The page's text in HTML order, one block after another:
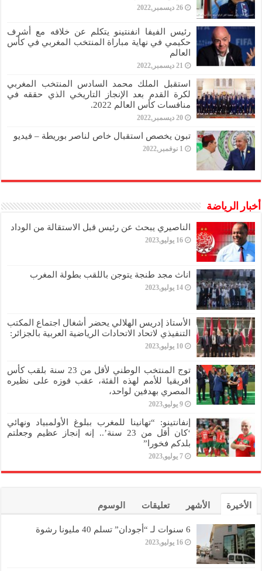
26 ديسمبر,2022
رئيس الفيفا انفنتينو يتكلم عن خلافه مع أشرف
حكيمي في نهاية مباراة المنتخب المغربي في كأس
العالم
21 ديسمبر,2022
استقبل الملك محمد السادس المنتخب المغربي
لكرة القدم بعد الإنجاز التاريخي الذي حققه في
منافسات كأس العالم 2022.
20 ديسمبر,2022
تبون يخصص استقبال خاص لناصر بوريطة – فيديو
1 نوفمبر,2022
أخبار الرياضة
الناصيري يبحث عن رئيس قبل الاستقالة من الوداد
16 يوليو,2023
اناث مجد طنجة يتوجن باللقب بطولة المغرب
14 يوليو,2023
الأستاذ إدريس الهلالي يحضر أشغال اجتماع المكتب
التنفيذي لاتحاد الاتحادات الرياضية العربية بالجزائر:
10 يوليو,2023
توج المنتخب الوطني لأقل من 23 سنة بلقب كأس
افريقيا للأمم لهذه الفئة، عقب فوزه على نظيره
المصري بهدفين لواحد،
9 يوليو,2023
إنفانتينو: “تهانينا للمغرب ببلوغ الأولمبياد ونهائي
‘كان أقل من 23 سنة’.. إنه إنجاز عظيم وجعلتم
بلدكم فخورا”
7 يوليو,2023
الأخيرة الأشهر تعليقات الوسوم
6 سنوات لـ “أجودان” تسلم 40 مليونا رشوة
16 يوليو,2023